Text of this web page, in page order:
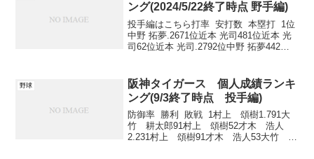
ング(2024/5/22終了時点 野手編)
投手編はこちら打率 安打数 本塁打 1位
中野 拓夢.2671位近本 光司481位近本 光
司62位近本 光司.2792位中野 拓夢442位
山...
野球
阪神タイガース 個人成績ランキ
ング(9/3終了時点 投手編)
防御率 勝利 敗戦 1村上 頌樹1.791大
竹 耕太郎91村上 頌樹52才木 浩人
2.231村上 頌樹91才木 浩人53大竹 耕